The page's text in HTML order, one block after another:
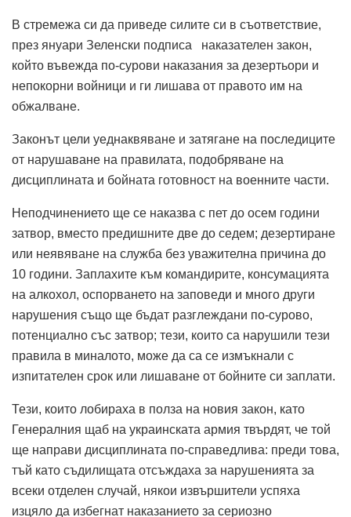
В стремежа си да приведе силите си в съответствие,
през януари Зеленски подписа наказателен закон,
който въвежда по-сурови наказания за дезертьори и
непокорни войници и ги лишава от правото им на
обжалване.
Законът цели уеднаквяване и затягане на последиците
от нарушаване на правилата, подобряване на
дисциплината и бойната готовност на военните части.
Неподчинението ще се наказва с пет до осем години
затвор, вместо предишните две до седем; дезертиране
или неявяване на служба без уважителна причина до
10 години. Заплахите към командирите, консумацията
на алкохол, оспорването на заповеди и много други
нарушения също ще бъдат разглеждани по-сурово,
потенциално със затвор; тези, които са нарушили тези
правила в миналото, може да са се измъкнали с
изпитателен срок или лишаване от бойните си заплати.
Тези, които лобираха в полза на новия закон, като
Генералния щаб на украинската армия твърдят, че той
ще направи дисциплината по-справедлива: преди това,
тъй като съдилищата отсъждаха за нарушенията за
всеки отделен случай, някои извършители успяха
изцяло да избегнат наказанието за сериозно